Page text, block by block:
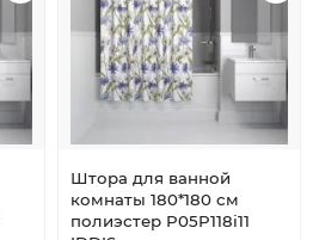
Штора для ванной
комнаты 180*180 см
полиэстер P05P118i11